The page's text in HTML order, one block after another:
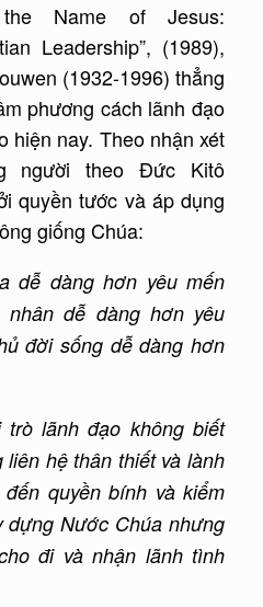
Name of Jesus:
Leadership”, (1989),
(1932-1996) thẳng
phương cách lãnh đạo
hiện nay. Theo nhận xét
người theo Đức Kitô
quyền tước và áp dụng
giống Chúa:
dễ dàng hơn yêu mến
nhân dễ dàng hơn yêu
đời sống dễ dàng hơn
trò lãnh đạo không biết
hệ thân thiết và lành
quyền bính và kiểm
dựng Nước Chúa nhưng
đi và nhận lãnh tình